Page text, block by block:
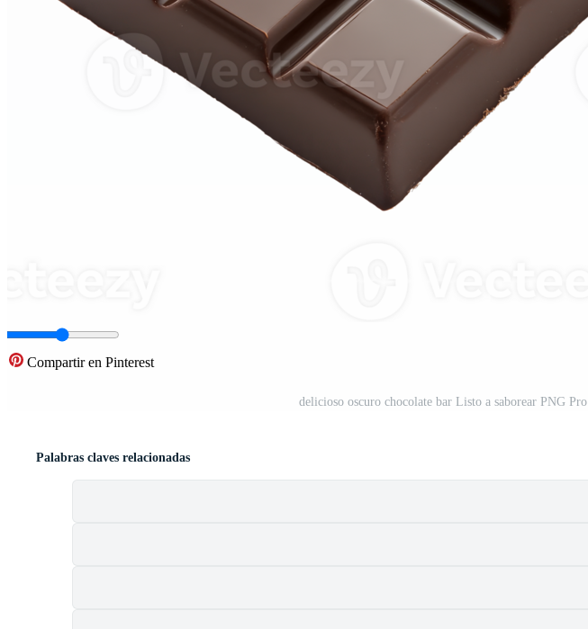
Compartir en Pinterest
delicioso oscuro chocolate bar Listo a saborear PNG Pro
Palabras claves relacionadas